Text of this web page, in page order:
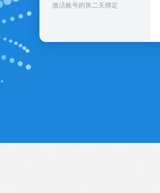
激活账号的第二天绑定